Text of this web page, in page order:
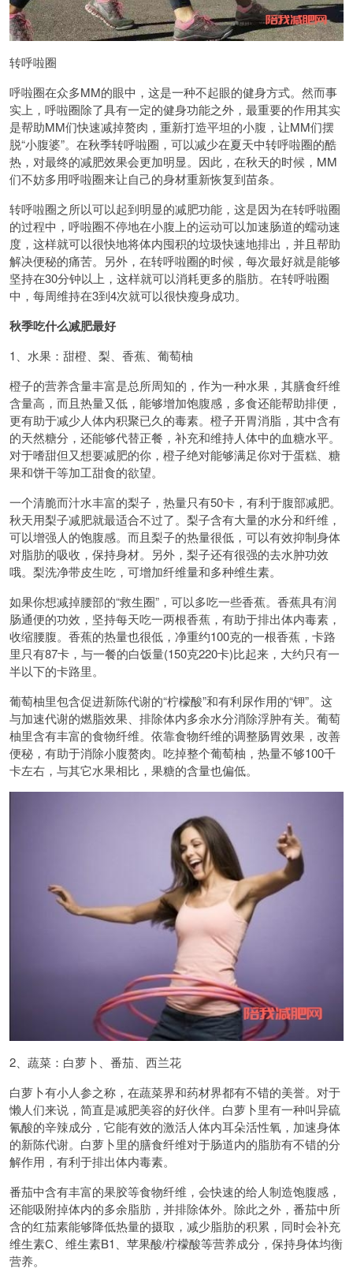
转呼啦圈
呼啦圈在众多MM的眼中，这是一种不起眼的健身方式。然而事
实上，呼啦圈除了具有一定的健身功能之外，最重要的作用其实
是帮助MM们快速减掉赘肉，重新打造平坦的小腹，让MM们摆
脱“小腹婆”。在秋季转呼啦圈，可以减少在夏天中转呼啦圈的酷
热，对最终的减肥效果会更加明显。因此，在秋天的时候，MM
们不妨多用呼啦圈来让自己的身材重新恢复到苗条。
转呼啦圈之所以可以起到明显的减肥功能，这是因为在转呼啦圈
的过程中，呼啦圈不停地在小腹上的运动可以加速肠道的蠕动速
度，这样就可以很快地将体内囤积的垃圾快速地排出，并且帮助
解决便秘的痛苦。另外，在转呼啦圈的时候，每次最好就是能够
坚持在30分钟以上，这样就可以消耗更多的脂肪。在转呼啦圈
中，每周维持在3到4次就可以很快瘦身成功。
秋季吃什么减肥最好
1、水果：甜橙、梨、香蕉、葡萄柚
橙子的营养含量丰富是总所周知的，作为一种水果，其膳食纤维
含量高，而且热量又低，能够增加饱腹感，多食还能帮助排便，
更有助于减少人体内积聚已久的毒素。橙子开胃消脂，其中含有
的天然糖分，还能够代替正餐，补充和维持人体中的血糖水平。
对于嗜甜但又想要减肥的你，橙子绝对能够满足你对于蛋糕、糖
果和饼干等加工甜食的欲望。
一个清脆而汁水丰富的梨子，热量只有50卡，有利于腹部减肥。
秋天用梨子减肥就最适合不过了。梨子含有大量的水分和纤维，
可以增强人的饱腹感。而且梨子的热量很低，可以有效抑制身体
对脂肪的吸收，保持身材。另外，梨子还有很强的去水肿功效
哦。梨洗净带皮生吃，可增加纤维量和多种维生素。
如果你想减掉腰部的“救生圈”，可以多吃一些香蕉。香蕉具有润
肠通便的功效，坚持每天吃一两根香蕉，有助于排出体内毒素，
收缩腰腹。香蕉的热量也很低，净重约100克的一根香蕉，卡路
里只有87卡，与一餐的白饭量(150克220卡)比起来，大约只有一
半以下的卡路里。
葡萄柚里包含促进新陈代谢的“柠檬酸”和有利尿作用的“钾”。这
与加速代谢的燃脂效果、排除体内多余水分消除浮肿有关。葡萄
柚里含有丰富的食物纤维。依靠食物纤维的调整肠胃效果，改善
便秘，有助于消除小腹赘肉。吃掉整个葡萄柚，热量不够100千
卡左右，与其它水果相比，果糖的含量也偏低。
2、蔬菜：白萝卜、番茄、西兰花
白萝卜有小人参之称，在蔬菜界和药材界都有不错的美誉。对于
懒人们来说，简直是减肥美容的好伙伴。白萝卜里有一种叫异硫
氰酸的辛辣成分，它能有效的激活人体内耳朵活性氧，加速身体
的新陈代谢。白萝卜里的膳食纤维对于肠道内的脂肪有不错的分
解作用，有利于排出体内毒素。
番茄中含有丰富的果胶等食物纤维，会快速的给人制造饱腹感，
还能吸附掉体内的多余脂肪，并排除体外。除此之外，番茄中所
含的红茄素能够降低热量的摄取，减少脂肪的积累，同时会补充
维生素C、维生素B1、苹果酸/柠檬酸等营养成分，保持身体均衡
营养。